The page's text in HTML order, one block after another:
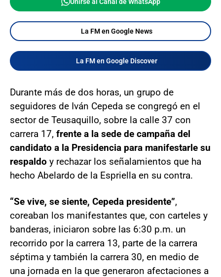
La FM en Google News
La FM en Google Discover
Durante más de dos horas, un grupo de
seguidores de Iván Cepeda se congregó en el
sector de Teusaquillo, sobre la calle 37 con
carrera 17, frente a la sede de campaña del
candidato a la Presidencia para manifestarle su
respaldo y rechazar los señalamientos que ha
hecho Abelardo de la Espriella en su contra.
“Se vive, se siente, Cepeda presidente”,
coreaban los manifestantes que, con carteles y
banderas, iniciaron sobre las 6:30 p.m. un
recorrido por la carrera 13, parte de la carrera
séptima y también la carrera 30, en medio de
una jornada en la que generaron afectaciones a